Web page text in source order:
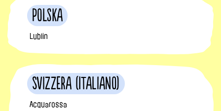
Polska
Lublin
Svizzera (Italiano)
Acquarossa